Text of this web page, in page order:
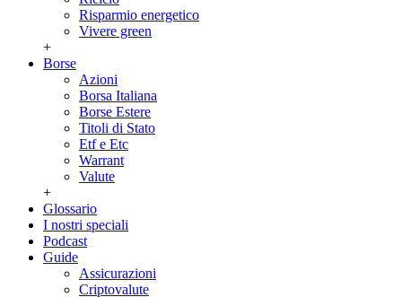
Risparmio energetico
Vivere green
+
Borse
Azioni
Borsa Italiana
Borse Estere
Titoli di Stato
Etf e Etc
Warrant
Valute
+
Glossario
I nostri speciali
Podcast
Guide
Assicurazioni
Criptovalute